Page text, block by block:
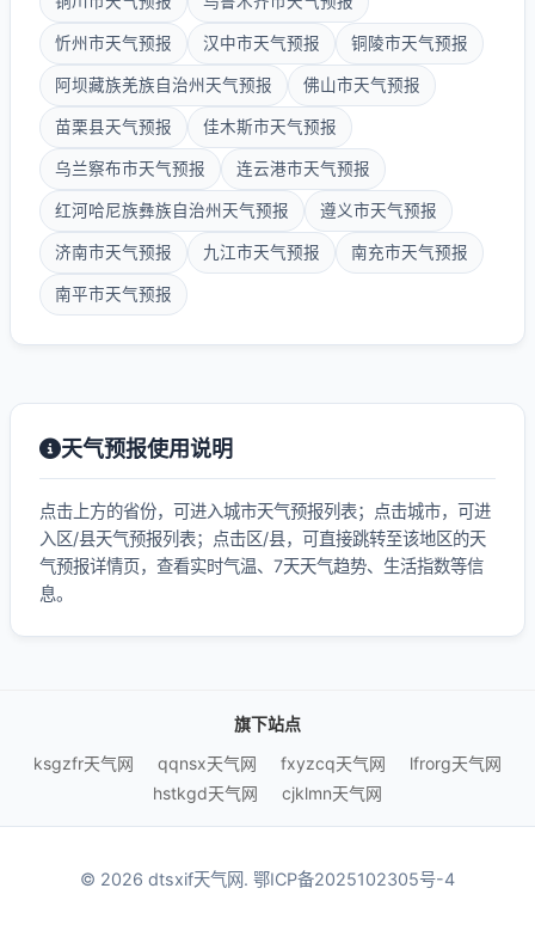
忻州市天气预报 汉中市天气预报 铜陵市天气预报
阿坝藏族羌族自治州天气预报 佛山市天气预报
苗栗县天气预报 佳木斯市天气预报
乌兰察布市天气预报 连云港市天气预报
红河哈尼族彝族自治州天气预报 遵义市天气预报
济南市天气预报 九江市天气预报 南充市天气预报
南平市天气预报
天气预报使用说明
点击上方的省份，可进入城市天气预报列表；点击城市，可进
入区/县天气预报列表；点击区/县，可直接跳转至该地区的天
气预报详情页，查看实时气温、7天天气趋势、生活指数等信
息。
旗下站点
ksgzfr天气网
qqnsx天气网 fxyzcq天气网
lfrorg天气网
hstkgd天气网
cjklmn天气网
© 2026 dtsxif天气网. 鄂ICP备2025102305号-4